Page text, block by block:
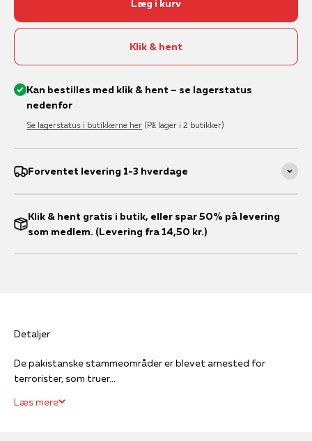
Læg i kurv
Klik & hent
Kan bestilles med klik & hent – se lagerstatus
nedenfor
Se lagerstatus i butikkerne her (På lager i 2 butikker)
Forventet levering 1-3 hverdage
Klik & hent gratis i butik, eller spar 50% på levering
som medlem. (Levering fra 14,50 kr.)
Detaljer
De pakistanske stammeområder er blevet arnested for
terrorister, som truer...
Læs mere